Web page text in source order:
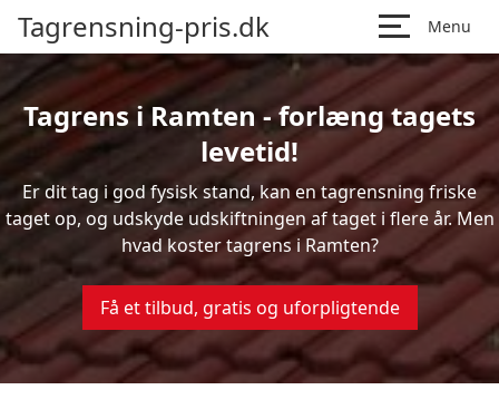
Tagrensning-pris.dk Menu
Tagrens i Ramten - forlæng tagets
levetid!
Er dit tag i god fysisk stand, kan en tagrensning friske
taget op, og udskyde udskiftningen af taget i flere år. Men
hvad koster tagrens i Ramten?
Få et tilbud, gratis og uforpligtende